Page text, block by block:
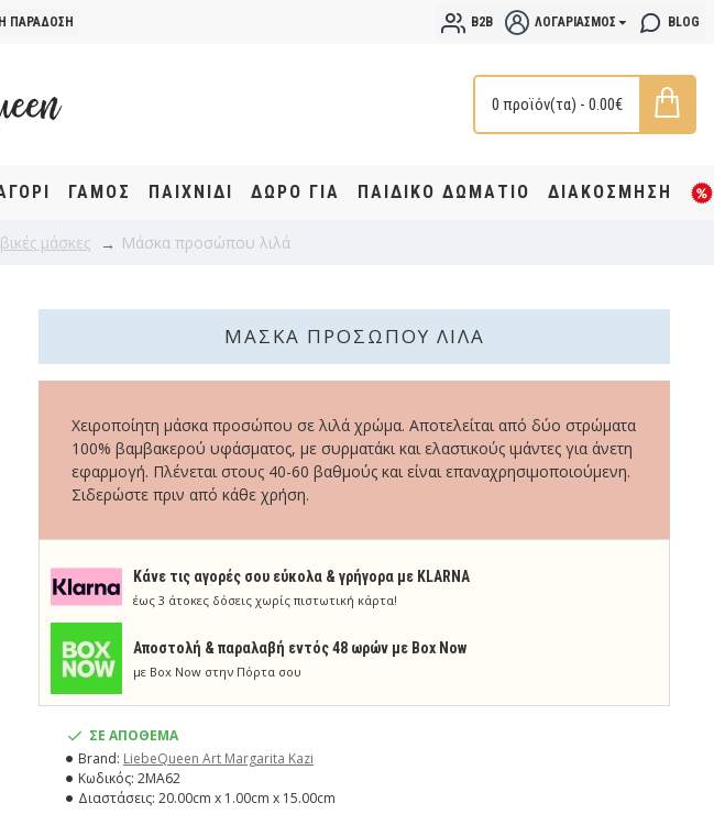
ΠΑΡΑΔΟΣΗ B2B ΛΟΓΑΡΙΑΣΜΌΣ BLOG
0 προϊόν(τα) - 0.00€
ΓΑΜΟΣ ΠΑΙΧΝΙΔΙ ΔΩΡΟ ΓΙΑ ΠΑΙΔΙΚΟ ΔΩΜΑΤΙΟ ΔΙΑΚΟΣΜΗΣΗ
μάσκες Μάσκα προσώπου λιλά
ΜΆΣΚΑ ΠΡΟΣΏΠΟΥ ΛΙΛΆ
Κάνε τις αγορές σου εύκολα & γρήγορα με KLARNA
έως 3 άτοκες δόσεις χωρίς πιστωτική κάρτα!
Aποστολή & παραλαβή εντός 48 ωρών με Box Now
με Box Now στην Πόρτα σου
Χειροποίητη μάσκα προσώπου σε λιλά χρώμα. Αποτελείται από δύο στρώματα
100% βαμβακερού υφάσματος, με συρματάκι και ελαστικούς ιμάντες για άνετη
εφαρμογή. Πλένεται στους 40-60 βαθμούς και είναι επαναχρησιμοποιούμενη.
Σιδερώστε πριν από κάθε χρήση.
ΣΕ ΑΠΟΘΕΜΑ
Brand: LiebeQueen Art Margarita Kazi
Κωδικός: 2MA62
Διαστάσεις: 20.00cm x 1.00cm x 15.00cm